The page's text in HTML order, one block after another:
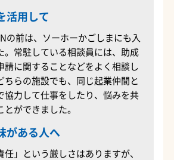
活用して
の前は、ソーホーかごしまにも入
。常駐している相談員には、助成
請に関することなどをよく相談し
ちらの施設でも、同じ起業仲間と
協力して仕事をしたり、悩みを共
ができました。
がある人へ
」という厳しさはありますが、